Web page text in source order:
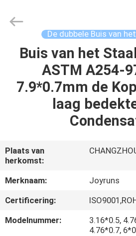
HUIS
PRODUCTEN
ONGEVEER
V.S.
FABRIEKSREIS
Joyruns
Steel
De dubbele Buis van
Buis van het
ASTM A254-
7.9*0.7mm de
laag
Plaats van
herkomst:
Merknaam:
Joyruns
Certificering:
Modelnummer:
3.16*0.5,
4.76*0.7,